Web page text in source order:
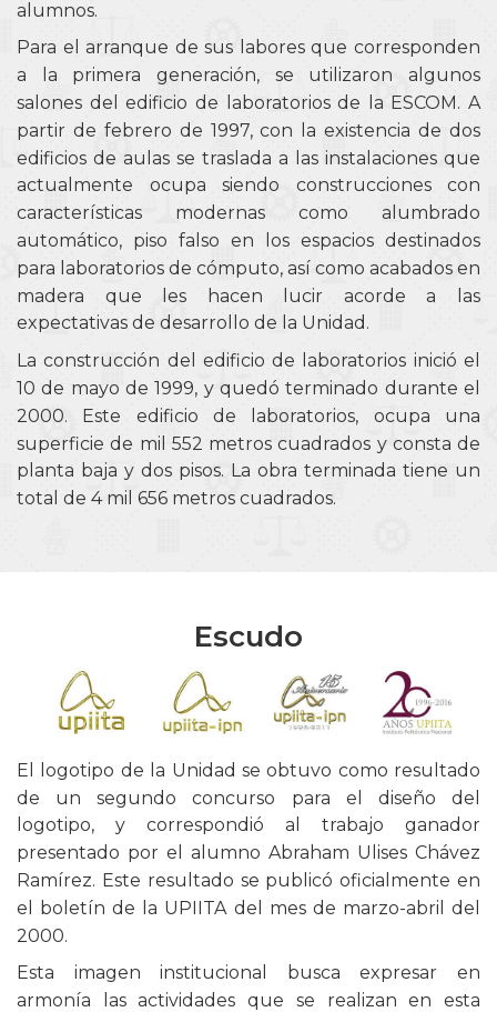
alumnos.
Para el arranque de sus labores que corresponden
a la primera generación, se utilizaron algunos
salones del edificio de laboratorios de la ESCOM. A
partir de febrero de 1997, con la existencia de dos
edificios de aulas se traslada a las instalaciones que
actualmente ocupa siendo construcciones con
características modernas como alumbrado
automático, piso falso en los espacios destinados
para laboratorios de cómputo, así como acabados en
madera que les hacen lucir acorde a las
expectativas de desarrollo de la Unidad.
La construcción del edificio de laboratorios inició el
10 de mayo de 1999, y quedó terminado durante el
2000. Este edificio de laboratorios, ocupa una
superficie de mil 552 metros cuadrados y consta de
planta baja y dos pisos. La obra terminada tiene un
total de 4 mil 656 metros cuadrados.
Escudo
El logotipo de la Unidad se obtuvo como resultado
de un segundo concurso para el diseño del
logotipo, y correspondió al trabajo ganador
presentado por el alumno Abraham Ulises Chávez
Ramírez. Este resultado se publicó oficialmente en
el boletín de la UPIITA del mes de marzo-abril del
2000.
Esta imagen institucional busca expresar en
armonía las actividades que se realizan en esta